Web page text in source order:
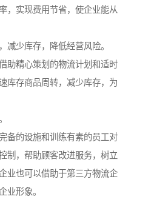
，实现费用节省，使企业能从
减少库存，降低经营风险。
助精心策划的物流计划和适时
库存商品周转，减少库存，为
备的设施和训练有素的员工对
制，帮助顾客改进服务，树立
业也可以借助于第三方物流企
业形象。